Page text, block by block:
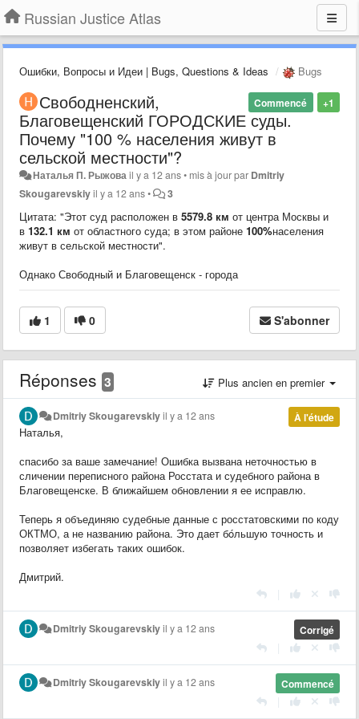
Russian Justice Atlas
Ошибки, Вопросы и Идеи | Bugs, Questions & Ideas Bugs
+1
Commencé
Свободненский,
Благовещенский ГОРОДСКИЕ суды.
Почему "100 % населения живут в
сельской местности"?
Наталья П. Рыжова il y a 12 ans• mis à jour par Dmitriy
Skougarevskiyil y a 12 ans• 3
Цитата: "Этот суд расположен в 5579.8 км от центра Москвы и
в 132.1 км от областного суда; в этом районе 100%населения
живут в сельской местности".
Однако Свободный и Благовещенск - города
1 0 S'abonner
Réponses 3 Plus ancien en premier
À l'étude
Dmitriy Skougarevskiyil y a 12 ans
Наталья,
спасибо за ваше замечание! Ошибка вызвана неточностью в
сличении переписного района Росстата и судебного района в
Благовещенске. В ближайшем обновлении я ее исправлю.
Теперь я объединяю судебные данные с росстатовскими по коду
ОКТМО, а не названию района. Это дает бóльшую точность и
позволяет избегать таких ошибок.
Дмитрий.
Corrigé
Dmitriy Skougarevskiyil y a 12 ans
Commencé
Dmitriy Skougarevskiyil y a 12 ans